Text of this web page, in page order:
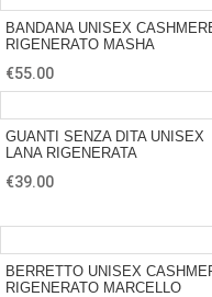
BANDANA UNISEX
RIGENERATO MASHA
€55.00
GUANTI SENZA DITA UNISEX
LANA RIGENERATA
€39.00
BERRETTO UNISEX
RIGENERATO MARCELLO